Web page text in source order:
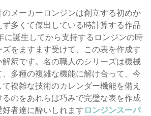
メーカーロンジンは創立する初めか
多くて傑出している時計算する作品
に誕生してから支持するロンジンの時
をますます受けて、この表を作成す
釈です。名の職人のシリーズは機械
多種の複雑な機能に解け合って、今
複雑な技術のカレンダー機能を備え
のをあれらは巧みで完璧な表を作成
者達に酔いしれますロンジンスーパ